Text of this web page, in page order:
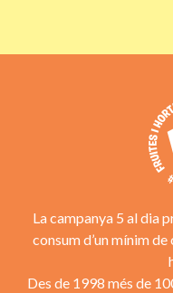
La campanya 5 al dia
consum d’un mínim
Des de 1998 més de